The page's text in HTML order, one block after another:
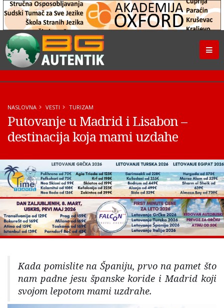
NASLOVNA VESTI TURIZAM
Putovanje u Madrid i Lisabon –
destinacija koja mami uzdahe
Kada pomislite na Španiju, prvo na pamet što
nam padne jesu španske koride i Madrid koji
svojom lepotom mami uzdrahe.